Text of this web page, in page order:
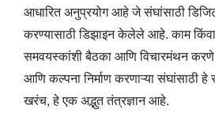
आधारित अनुप्रयोग आहे जे संघांसाठी
करण्यासाठी डिझाइन केलेले आहे. काम
समवयस्कांशी बैठका आणि विचारमंथन
आणि कल्पना निर्माण करणाऱ्या संघांसाठी
खरंच, हे एक अद्भुत तंत्रज्ञान आहे.